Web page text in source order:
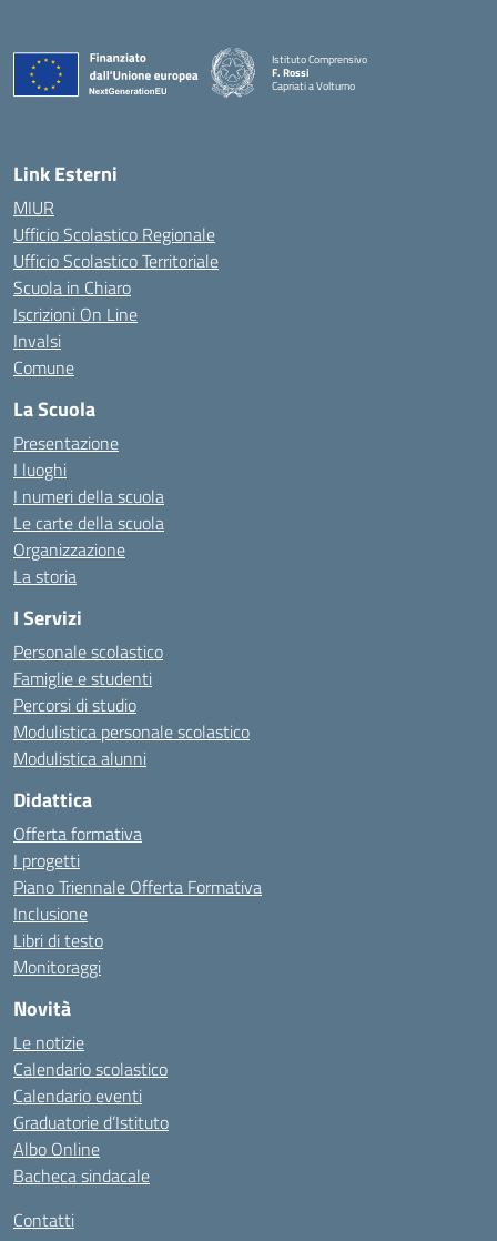
Istituto Comprensivo
F. Rossi
Capriati a Volturno
— Visita la pagina iniziale della scuola
Link Esterni
MIUR
Ufficio Scolastico Regionale
Ufficio Scolastico Territoriale
Scuola in Chiaro
Iscrizioni On Line
Invalsi
Comune
La Scuola
Presentazione
I luoghi
I numeri della scuola
Le carte della scuola
Organizzazione
La storia
I Servizi
Personale scolastico
Famiglie e studenti
Percorsi di studio
Modulistica personale scolastico
Modulistica alunni
Didattica
Offerta formativa
I progetti
Piano Triennale Offerta Formativa
Inclusione
Libri di testo
Monitoraggi
Novità
Le notizie
Calendario scolastico
Calendario eventi
Graduatorie d’Istituto
Albo Online
Bacheca sindacale
Contatti